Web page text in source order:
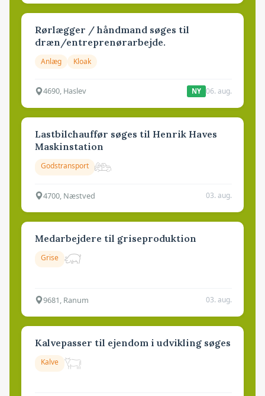
Rørlægger / håndmand søges til
dræn/entreprenørarbejde.
Anlæg Kloak
4690, Haslev NY 06. aug.
Lastbilchauffør søges til Henrik Haves
Maskinstation
Godstransport
4700, Næstved 03. aug.
Medarbejdere til griseproduktion
Grise
9681, Ranum 03. aug.
Kalvepasser til ejendom i udvikling søges
Kalve